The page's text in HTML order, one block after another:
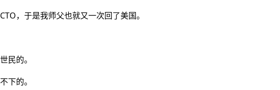
，于是我师父也就又一次回了美国。
民的。
下的。